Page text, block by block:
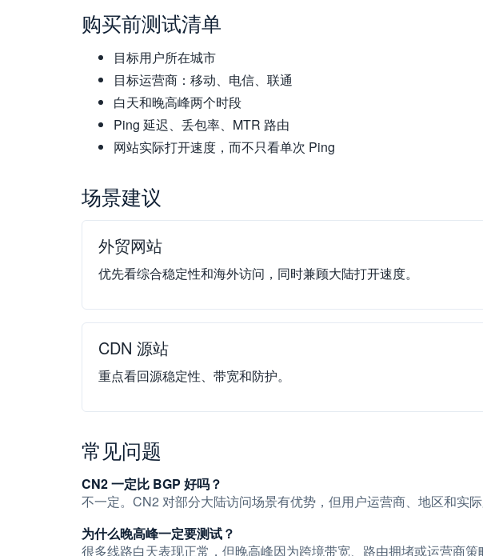
购买前测试清单
目标用户所在城市
目标运营商：移动、电信、联通
白天和晚高峰两个时段
Ping 延迟、丢包率、MTR 路由
网站实际打开速度，而不只看单次 Ping
场景建议
外贸网站
优先看综合稳定性和海外访问，同时兼顾大陆打开速度。
CDN 源站
重点看回源稳定性、带宽和防护。
常见问题
CN2 一定比 BGP 好吗？
不一定。CN2 对部分大陆访问场景有优势，但用户运营商、地区和实
为什么晚高峰一定要测试？
很多线路白天表现正常，但晚高峰因为跨境带宽、路由拥堵或运营商